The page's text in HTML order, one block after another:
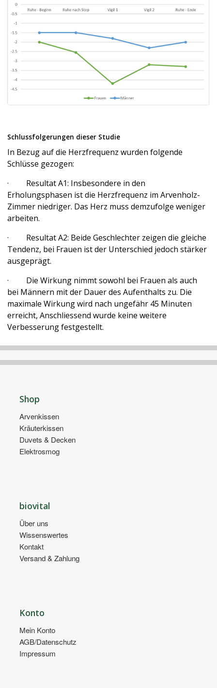
Schlussfolgerungen dieser Studie
In Bezug auf die Herzfrequenz wurden folgende
Schlüsse gezogen:
· Resultat A1: Insbesondere in den
Erholungsphasen ist die Herzfrequenz im Arvenholz-
Zimmer niedriger. Das Herz muss demzufolge weniger
arbeiten.
· Resultat A2: Beide Geschlechter zeigen die gleiche
Tendenz, bei Frauen ist der Unterschied jedoch stärker
ausgeprägt.
· Die Wirkung nimmt sowohl bei Frauen als auch
bei Männern mit der Dauer des Aufenthalts zu. Die
maximale Wirkung wird nach ungefähr 45 Minuten
erreicht, Anschliessend wurde keine weitere
Verbesserung festgestellt.
Shop
Arvenkissen
Kräuterkissen
Duvets & Decken
Elektrosmog
biovital
Über uns
Wissenswertes
Kontakt
Versand & Zahlung
Konto
Mein Konto
AGB/Datenschutz
Impressum